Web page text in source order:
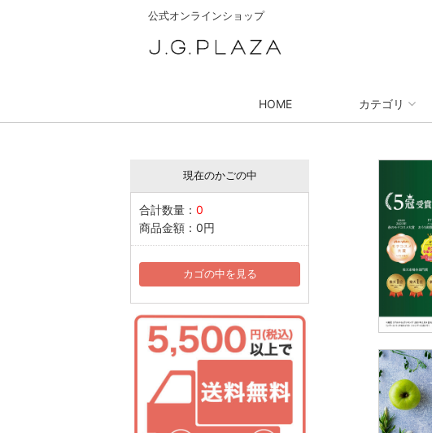
公式オンラインショップ
HOME カテゴリ
現在のかごの中
合計数量： 0
商品金額： 0円
カゴの中を見る